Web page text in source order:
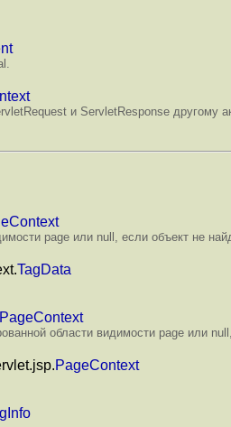
и ServletResponse другому
page или null, если объект не
TagData
PageContext
области видимости page или
PageContext